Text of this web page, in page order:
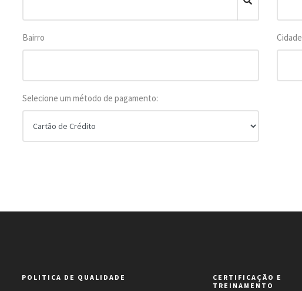
Bairro Cidade
Selecione um método de pagamento:
POLITICA DE QUALIDADE
CERTIFICAÇÃO E
TREINAMENTO